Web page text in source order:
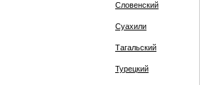
Словенский
Суахили
Тагальский
Турецкий